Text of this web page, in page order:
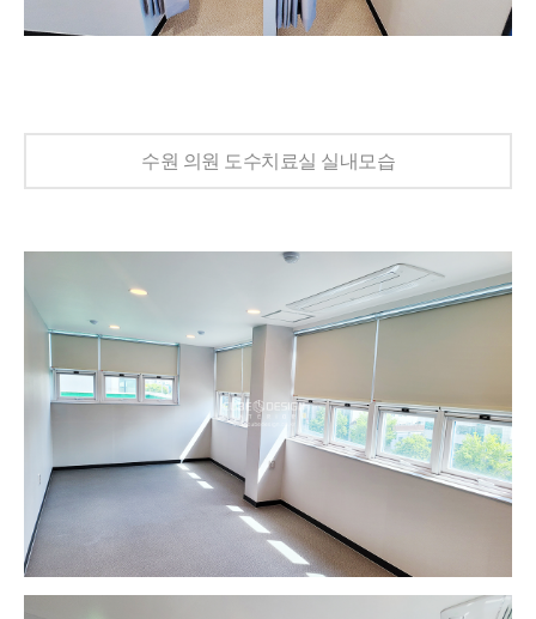
수원 의원 도수치료실 실내모습